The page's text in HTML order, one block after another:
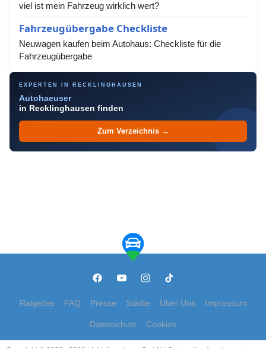
viel ist mein Fahrzeug wirklich wert?
Fahrzeugübergabe Checkliste
Neuwagen kaufen beim Autohaus: Checkliste für die
Fahrzeugübergabe
EXPERTEN IN RECKLINGHAUSEN
Autohaeuser
in Recklinghausen finden
Zum Verzeichnis →
Ratgeber FAQ Presse Städte Über Uns Impressum
Datenschutz Cookies